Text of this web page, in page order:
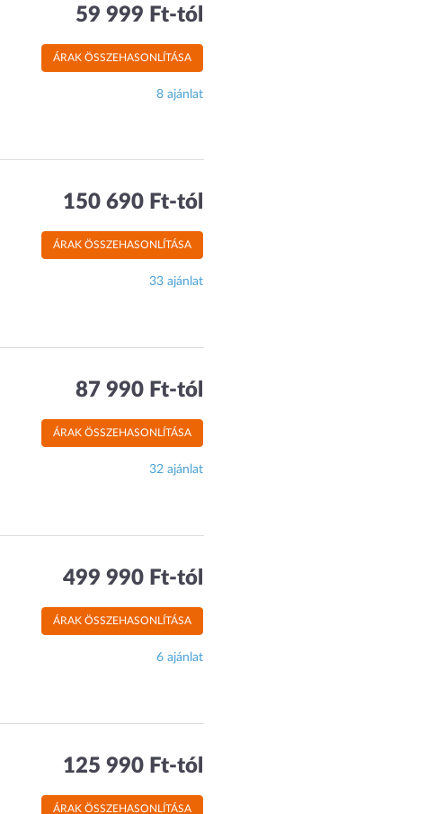
59 999 Ft-tól
ÁRAK ÖSSZEHASONLÍTÁSA
8 ajánlat
150 690 Ft-tól
ÁRAK ÖSSZEHASONLÍTÁSA
33 ajánlat
87 990 Ft-tól
ÁRAK ÖSSZEHASONLÍTÁSA
32 ajánlat
499 990 Ft-tól
ÁRAK ÖSSZEHASONLÍTÁSA
6 ajánlat
125 990 Ft-tól
ÁRAK ÖSSZEHASONLÍTÁSA